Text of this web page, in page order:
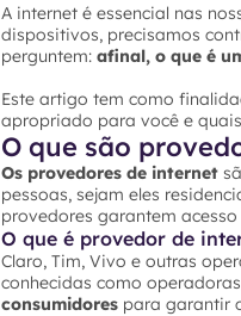
A internet é essencial nas
dispositivos, precisamos
perguntem: afinal, o que é
Este artigo tem como
apropriado para você e
O que são
Os provedores de internet
pessoas, sejam eles
provedores garantem
O que é provedor de
Claro, Tim, Vivo e outras
conhecidas como
consumidores para garantir